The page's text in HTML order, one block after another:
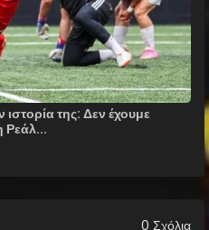
της: Δεν έχουμε
Ρεάλ...
0 Σχόλια